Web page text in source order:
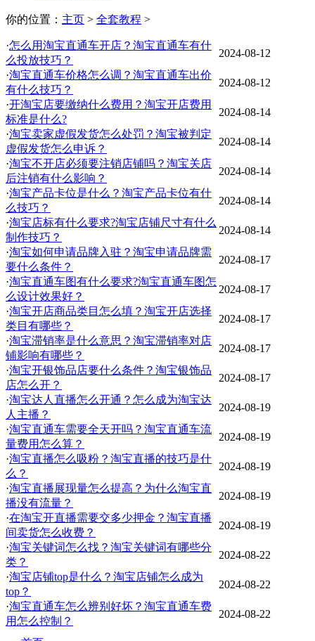
你的位置： 主页 > 全套教程 >
·怎么用淘宝直通车开店？淘宝直通车有什
么投放技巧？
2024-08-12
·淘宝直通车价格怎么调？淘宝直通车出价
有什么技巧？
2024-08-12
·开淘宝店要缴纳什么费用？淘宝开店费用
标准是什么?
2024-08-14
·淘宝卖家虚假发货怎么处罚？淘宝被判定
虚假发货怎么申诉？
2024-08-14
·淘宝不开店必须要注销店铺吗？淘宝关店
后注销有什么影响？
2024-08-14
·淘宝产品卡位是什么？淘宝产品卡位有什
么技巧？
2024-08-14
·淘宝店标有什么要求?淘宝店铺尺寸有什么
制作技巧？
2024-08-14
·淘宝如何申请品牌入驻？淘宝申请品牌需
要什么条件？
2024-08-17
·淘宝直通车图有什么要求?淘宝直通车图怎
么设计效果好？
2024-08-17
·淘宝开店商品类目怎么填？淘宝开店选择
类目有哪些？
2024-08-17
·淘宝滞销率是什么意思？淘宝滞销率对店
铺影响有哪些？
2024-08-17
·淘宝开银饰品店要什么条件？‌淘宝银饰品
店怎么开？
2024-08-17
·淘宝达人直播怎么开通？怎么成为淘宝达
人主播？
2024-08-19
·淘宝直通车需要全天开吗？淘宝直通车流
量费用怎么算？
2024-08-19
·淘宝直播怎么吸粉？淘宝直播的技巧是什
么？
2024-08-19
·淘宝直播展现量怎么提高？为什么淘宝直
播没有流量？
2024-08-19
·在淘宝开直播需要交多少押金？淘宝直播
间卖货怎么收费？
2024-08-19
·淘宝关键词怎么找？淘宝关键词有哪些分
类？
2024-08-22
·淘宝店铺top是什么？淘宝店铺怎么成为
top？
2024-08-22
·淘宝直通车怎么辨别好坏？淘宝直通车费
用怎么控制？
2024-08-22